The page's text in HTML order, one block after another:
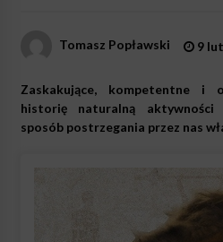
Tomasz Popławski 9
Zaskakujące, kompetentne i
historię naturalną
sposób postrzegania przez nas